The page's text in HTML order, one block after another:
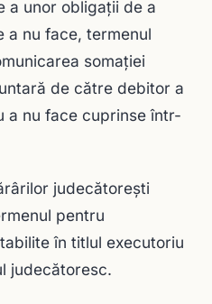
a unor obligaţii de a
a nu face, termenul
somaţiei
de către debitor a
a nu face cuprinse într-
judecătoreşti
pentru
în titlul executoriu
judecătoresc.